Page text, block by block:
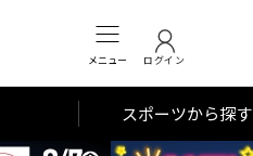
メニュー ログイン
スポーツから探す